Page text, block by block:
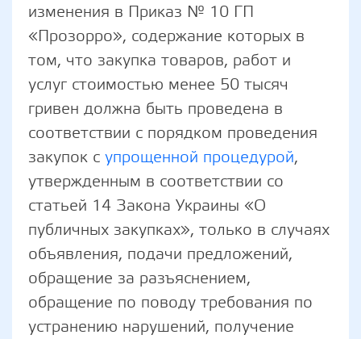
изменения в Приказ № 10 ГП
«Прозорро», содержание которых в
том, что закупка товаров, работ и
услуг стоимостью менее 50 тысяч
гривен должна быть проведена в
соответствии с порядком проведения
закупок с упрощенной процедурой,
утвержденным в соответствии со
статьей 14 Закона Украины «О
публичных закупках», только в случаях
объявления, подачи предложений,
обращение за разъяснением,
обращение по поводу требования по
устранению нарушений, получение